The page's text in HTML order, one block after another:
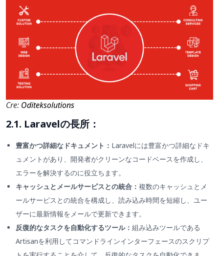
Cre: Oditeksolutions
2.1. Laravelの長所：
豊富かつ詳細なドキュメント： Laravelには豊富かつ詳細なドキ
ュメントがあり、開発者がクリーンなコードベースを作成し、
エラーを解決するのに役立ちます。
キャッシュとメールサービスとの統合： 複数のキャッシュとメ
ールサービスとの統合を構成し、読み込み時間を短縮し、ユー
ザーに最新情報をメールで更新できます。
反復的なタスクを自動化するツール： 組み込みツールである
Artisanを利用してコマンドラインインターフェースのスクリプ